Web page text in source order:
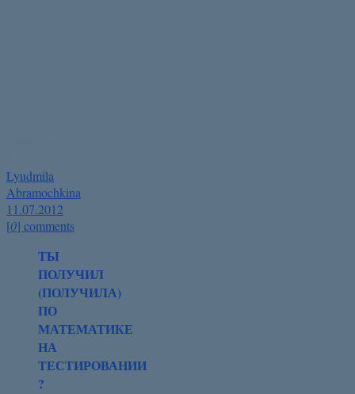
Lyudmila
Abramochkina
11.07.2012
[0] comments
ТЫ
ПОЛУЧИЛ
(ПОЛУЧИЛА)
ПО
МАТЕМАТИКЕ
НА
ТЕСТИРОВАНИИ
?